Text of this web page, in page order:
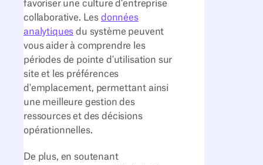
favoriser une culture d'entreprise
collaborative. Les données
analytiques du système peuvent
vous aider à comprendre les
périodes de pointe d'utilisation sur
site et les préférences
d'emplacement, permettant ainsi
une meilleure gestion des
ressources et des décisions
opérationnelles.
De plus, en soutenant